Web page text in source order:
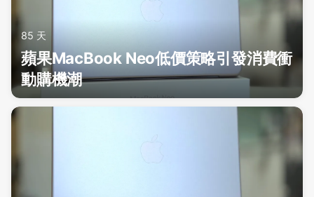
85 天
蘋果MacBook Neo低價策略引發消費衝
動購機潮